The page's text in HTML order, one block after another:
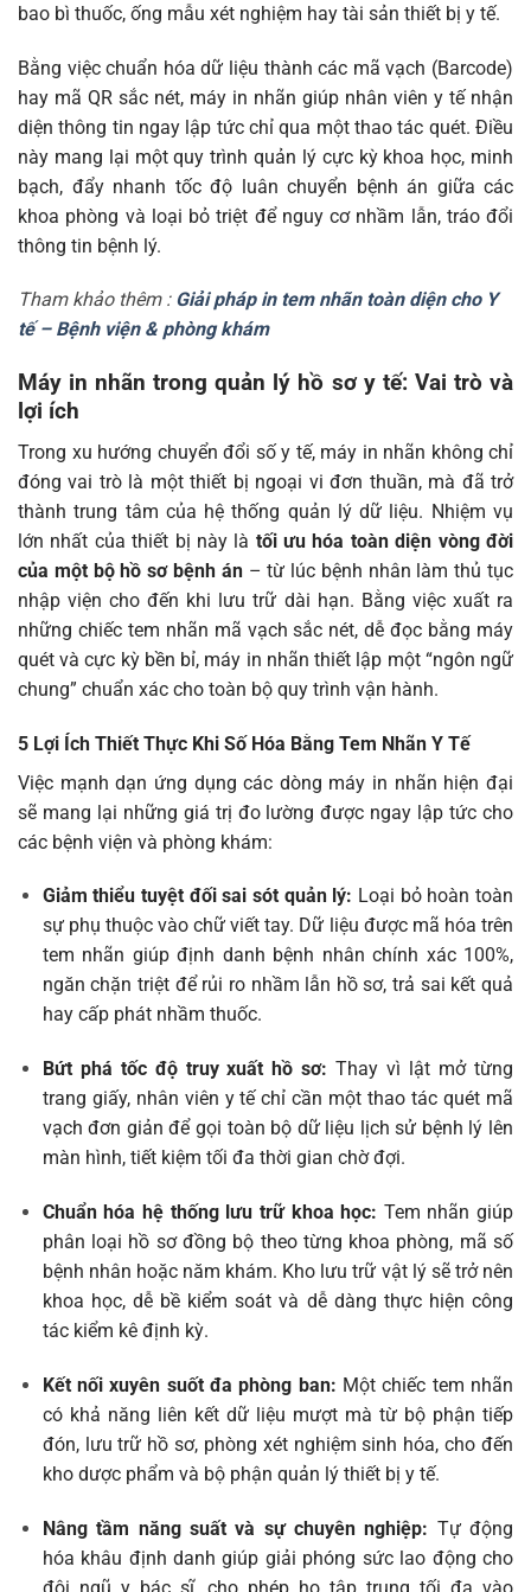
bao bì thuốc, ống mẫu xét nghiệm hay tài sản thiết bị y tế.
Bằng việc chuẩn hóa dữ liệu thành các mã vạch (Barcode)
hay mã QR sắc nét, máy in nhãn giúp nhân viên y tế nhận
diện thông tin ngay lập tức chỉ qua một thao tác quét. Điều
này mang lại một quy trình quản lý cực kỳ khoa học, minh
bạch, đẩy nhanh tốc độ luân chuyển bệnh án giữa các
khoa phòng và loại bỏ triệt để nguy cơ nhầm lẫn, tráo đổi
thông tin bệnh lý.
Tham khảo thêm : Giải pháp in tem nhãn toàn diện cho Y
tế – Bệnh viện & phòng khám
Máy in nhãn trong quản lý hồ sơ y tế: Vai trò và
lợi ích
Trong xu hướng chuyển đổi số y tế, máy in nhãn không chỉ
đóng vai trò là một thiết bị ngoại vi đơn thuần, mà đã trở
thành trung tâm của hệ thống quản lý dữ liệu. Nhiệm vụ
lớn nhất của thiết bị này là tối ưu hóa toàn diện vòng đời
của một bộ hồ sơ bệnh án– từ lúc bệnh nhân làm thủ tục
nhập viện cho đến khi lưu trữ dài hạn. Bằng việc xuất ra
những chiếc tem nhãn mã vạch sắc nét, dễ đọc bằng máy
quét và cực kỳ bền bỉ, máy in nhãn thiết lập một “ngôn ngữ
chung” chuẩn xác cho toàn bộ quy trình vận hành.
5 Lợi Ích Thiết Thực Khi Số Hóa Bằng Tem Nhãn Y Tế
Việc mạnh dạn ứng dụng các dòng máy in nhãn hiện đại
sẽ mang lại những giá trị đo lường được ngay lập tức cho
các bệnh viện và phòng khám:
Giảm thiểu tuyệt đối sai sót quản lý: Loại bỏ hoàn toàn
sự phụ thuộc vào chữ viết tay. Dữ liệu được mã hóa trên
tem nhãn giúp định danh bệnh nhân chính xác 100%,
ngăn chặn triệt để rủi ro nhầm lẫn hồ sơ, trả sai kết quả
hay cấp phát nhầm thuốc.
Bứt phá tốc độ truy xuất hồ sơ: Thay vì lật mở từng
trang giấy, nhân viên y tế chỉ cần một thao tác quét mã
vạch đơn giản để gọi toàn bộ dữ liệu lịch sử bệnh lý lên
màn hình, tiết kiệm tối đa thời gian chờ đợi.
Chuẩn hóa hệ thống lưu trữ khoa học: Tem nhãn giúp
phân loại hồ sơ đồng bộ theo từng khoa phòng, mã số
bệnh nhân hoặc năm khám. Kho lưu trữ vật lý sẽ trở nên
khoa học, dễ bề kiểm soát và dễ dàng thực hiện công
tác kiểm kê định kỳ.
Kết nối xuyên suốt đa phòng ban: Một chiếc tem nhãn
có khả năng liên kết dữ liệu mượt mà từ bộ phận tiếp
đón, lưu trữ hồ sơ, phòng xét nghiệm sinh hóa, cho đến
kho dược phẩm và bộ phận quản lý thiết bị y tế.
Nâng tầm năng suất và sự chuyên nghiệp: Tự động
hóa khâu định danh giúp giải phóng sức lao động cho
đội ngũ y bác sĩ, cho phép họ tập trung tối đa vào